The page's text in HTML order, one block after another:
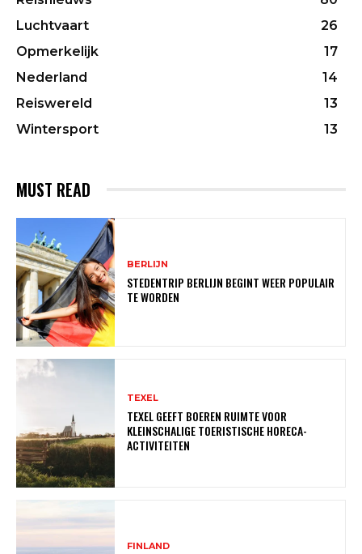
Luchtvaart
26
Opmerkelijk
17
Nederland
14
Reiswereld
13
Wintersport
13
MUST READ
BERLIJN
STEDENTRIP BERLIJN BEGINT WEER POPULAIR
TE WORDEN
TEXEL
TEXEL GEEFT BOEREN RUIMTE VOOR
KLEINSCHALIGE TOERISTISCHE HORECA-
ACTIVITEITEN
FINLAND